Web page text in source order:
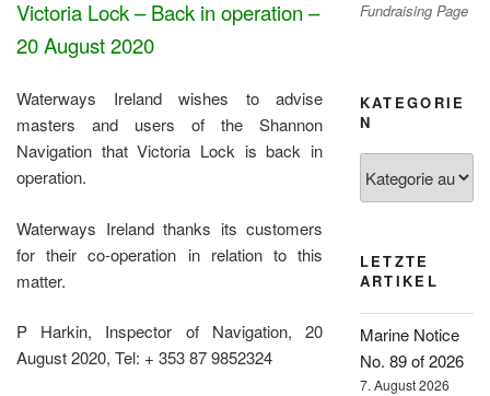
Victoria Lock – Back in operation –
20 August 2020
Waterways Ireland wishes to advise
masters and users of the Shannon
Navigation that Victoria Lock is back in
operation.
Waterways Ireland thanks its customers
for their co-operation in relation to this
matter.
P Harkin, Inspector of Navigation, 20
August 2020, Tel: + 353 87 9852324
Fundraising Page
KATEGORIE
N
LETZTE
ARTIKEL
Marine Notice
No. 89 of 2026
7. August 2026